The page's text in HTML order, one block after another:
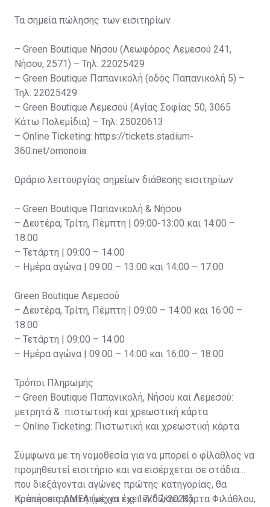
Τα σημεία πώλησης των εισιτηρίων
– Green Boutique Νήσου (Λεωφόρος Λεμεσού 241,
Νήσου, 2571) – Τηλ: 22025429
– Green Boutique Παπανικολή (οδός Παπανικολή 5) –
Τηλ: 22025429
– Green Boutique Λεμεσού (Αγίας Σοφίας 50, 3065
Κάτω Πολεμίδια) – Τηλ: 25020613
– Online Ticketing: https://tickets.stadium-
360.net/omonoia
Ωράριο λειτουργίας σημείων διάθεσης εισιτηρίων
– Green Boutique Παπανικολή & Νήσου
– Δευτέρα, Τρίτη, Πέμπτη | 09:00-13:00 και 14:00 –
18:00
– Τετάρτη | 09:00 – 14:00
– Ημέρα αγώνα | 09:00 – 13:00 και 14:00 – 17:00
Green Boutique Λεμεσού
– Δευτέρα, Τρίτη, Πέμπτη | 09:00 – 14:00 και 16:00 –
18:00
– Τετάρτη | 09:00 – 14:00
– Ημέρα αγώνα | 09:00 – 14:00 και 16:00 – 18:00
Τρόποι Πληρωμής
– Green Boutique Παπανικολή, Νήσου και Λεμεσού:
μετρητά & πιστωτική και χρεωστική κάρτα
– Online Ticketing: Πιστωτική και χρεωστική κάρτα
Σύμφωνα με τη νομοθεσία για να μπορεί ο φίλαθλος να
προμηθευτεί εισιτήριο και να εισέρχεται σε στάδια
που διεξάγονται αγώνες πρώτης κατηγορίας, θα
πρέπει απαραιτήτως να έχει εκδώσει Κάρτα Φιλάθλου,
Κρατήσεις ΑΜΕΑ (μέχρι τις 17/07/2023)